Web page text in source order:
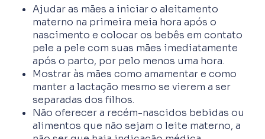
Ajudar as mães a iniciar o aleitamento
materno na primeira meia hora após o
nascimento e colocar os bebês em contato
pele a pele com suas mães imediatamente
após o parto, por pelo menos uma hora.
Mostrar às mães como amamentar e como
manter a lactação mesmo se vierem a ser
separadas dos filhos.
Não oferecer a recém-nascidos bebidas ou
alimentos que não sejam o leite materno, a